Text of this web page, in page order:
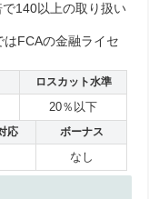
140以上の取り扱い
FCAの金融ライセ
ロスカット水準
20％以下
応 ボーナス
なし